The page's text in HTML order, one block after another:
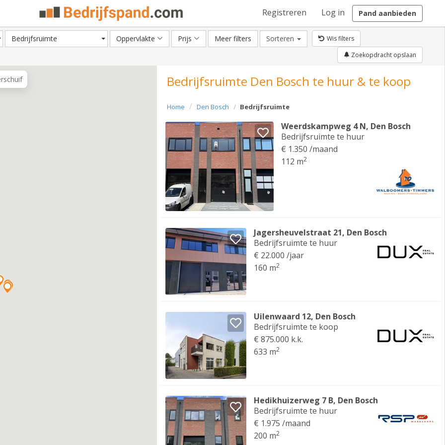
Registreren Log in Pand aanbieden
Bedrijfsruimte Oppervlakte Prijs Meer filters Sorteren
Wis filters
Zoekopdracht opslaan
Bedrijfsruimte Den Bosch te huur & te koop
Home Den Bosch Bedrijfsruimte
Weerdskampweg 4 N, Den Bosch
Bedrijfsruimte te huur
€ 1.350 /maand
112 m2
Jagersheuvelstraat 21, Den Bosch
Bedrijfsruimte te huur
€ 22.000 /jaar
160 m2
Uilenwaard 12, Den Bosch
Bedrijfsruimte te koop
€ 875.000 k.k.
633 m2
Hedikhuizerweg 7 B, Den Bosch
Bedrijfsruimte te huur
€ 1.975 /maand
200 m2